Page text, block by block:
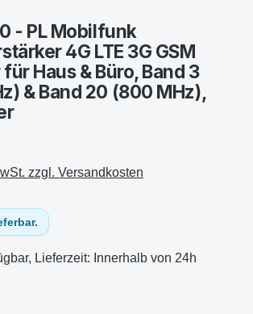
- PL Mobilfunk
4G LTE 3G GSM
Haus & Büro, Band 3
& Band 20 (800 MHz),
zzgl. Versandkosten
Lieferzeit: Innerhalb von 24h